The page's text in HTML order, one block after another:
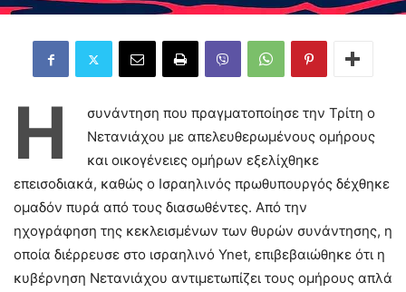
Η
συνάντηση που πραγματοποίησε την Τρίτη ο
Νετανιάχου με απελευθερωμένους ομήρους
και οικογένειες ομήρων εξελίχθηκε
επεισοδιακά, καθώς ο Ισραηλινός πρωθυπουργός δέχθηκε
ομαδόν πυρά από τους διασωθέντες. Από την
ηχογράφηση της κεκλεισμένων των θυρών συνάντησης, η
οποία διέρρευσε στο ισραηλινό Ynet, επιβεβαιώθηκε ότι η
κυβέρνηση Νετανιάχου αντιμετωπίζει τους ομήρους απλά